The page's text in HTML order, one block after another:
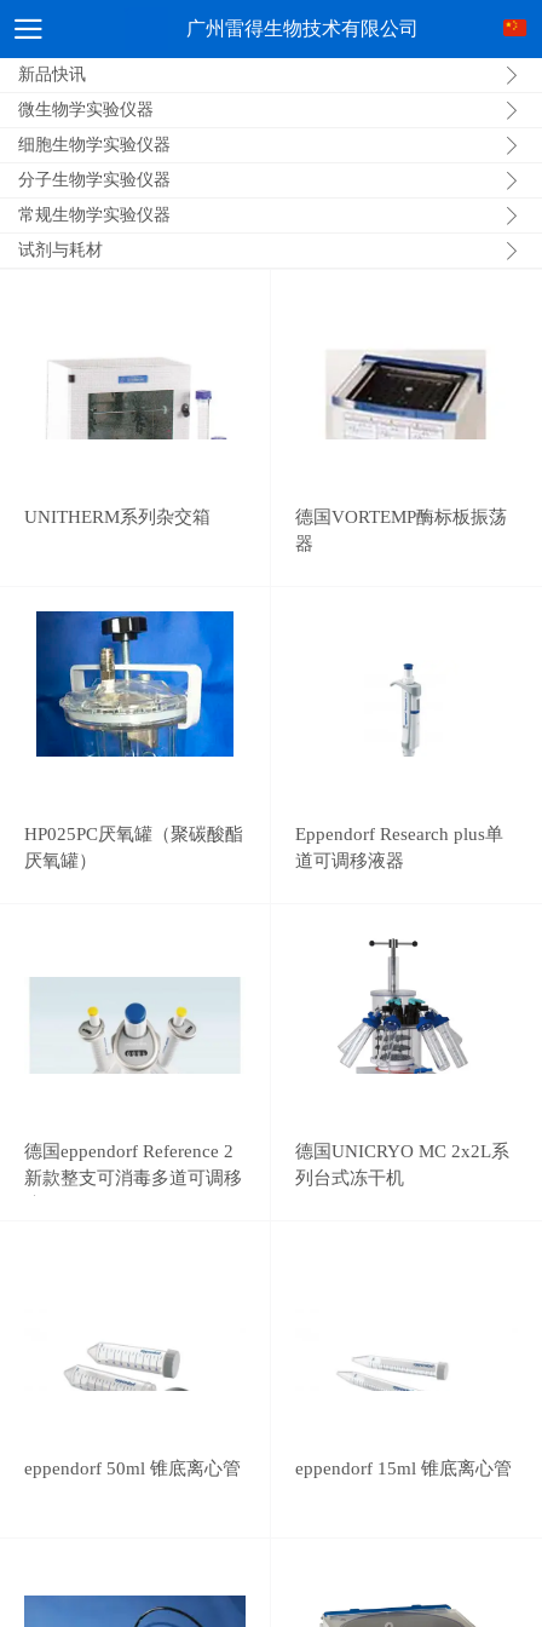
广州雷得生物技术有限公司
新品快讯
微生物学实验仪器
细胞生物学实验仪器
分子生物学实验仪器
常规生物学实验仪器
试剂与耗材
UNITHERM系列杂交箱
德国VORTEMP酶标板振荡
器
HP025PC厌氧罐（聚碳酸酯
厌氧罐）
Eppendorf Research plus单
道可调移液器
德国eppendorf Reference 2
新款整支可消毒多道可调移
德国UNICRYO MC 2x2L系
列台式冻干机
eppendorf 50ml 锥底离心管 eppendorf 15ml 锥底离心管